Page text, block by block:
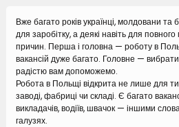
Вже багато років українці, молдовани
для заробітку, а деякі навіть для повного
причин. Перша і головна — роботу в
вакансій дуже багато. Головне —
радістю вам допоможемо.
Робота в Польщі відкрита не лише для
заводі, фабриці чи складі. Є багато
викладачів, водіїв, швачок — іншими
галузях.